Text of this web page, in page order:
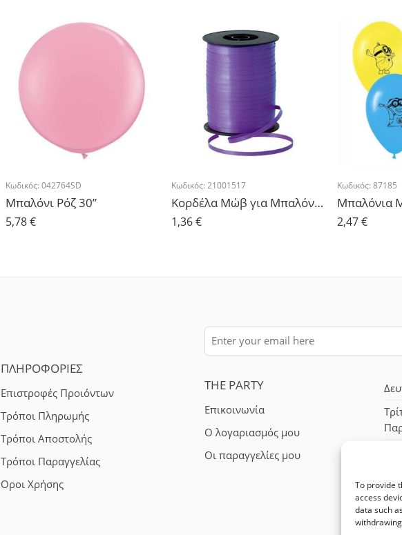
To provide
access
data such
Κωδικός: 042764SD
Μπαλόνι Ρόζ 30”
5,78€
Κωδικός: 21001517
Κορδέλα Μώβ για Μπαλόνια 500μ
1,36€
Κωδικός: 87185
2,47€
ΠΛΗΡΟΦΟΡΙΕΣ
Επιστροφές Προιόντων
Τρόποι Πληρωμής
Τρόποι Αποστολής
Τρόποι Παραγγελίας
Οροι Χρήσης
THE PARTY
Επικοινωνία
Ο λογαριασμός μου
Οι παραγγελίες μου